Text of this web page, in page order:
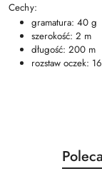
Cechy:
gramatura: 40 g
szerokość: 2 m
długość: 200 m
rozstaw oczek:
Pomiń
o